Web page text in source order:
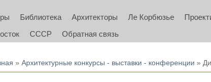
Библиотека Архитекторы Ле Корбюзье
СССР Обратная связь
»Архитектурные конкурсы - выставки - конференции »